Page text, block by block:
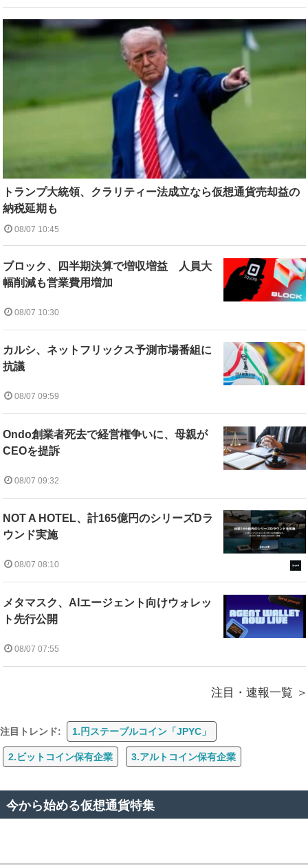
トランプ大統領、クラリティー法成立なら仮想通貨売却益の
納税延期も
08/07 10:45
ブロック、四半期決算で増収増益 人員大
幅削減も営業費用増加
08/07 10:30
カルシ、ネットフリックス予測市場番組に
抗議
08/07 09:59
Ondo創業者死去で経営権争いに、母親が
CEOを提訴
08/07 09:32
NOT A HOTEL、計165億円のシリーズDラ
ウンド実施
08/07 08:10
メタマスク、AIエージェント向けウォレッ
ト先行公開
08/07 07:55
注目・速報一覧
注目トレンド: 1.円ステーブルコイン「JPYC」
2.ビットコイン保有企業 3.アルトコイン保有企業
今から始める仮想通貨特集